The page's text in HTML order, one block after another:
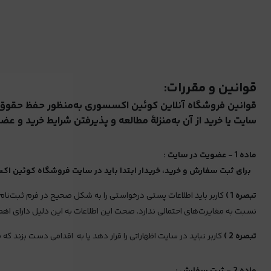
قوانین و مقررات:
قوانین فروشگاه آنلاین کوئین اکسسوری به‌منظور حفظ
سایت یا خرید از آن به‌منزلۀ مطالعه و پذیرفتن شرایط خرید
ماده 1 - عضویت در سایت :
برای ثبت سفارش و خرید، خریدار ابتدا باید در سایت فروشگاه
تبصره 1 )
کاربر باید اطلاعات پستی درخواستی را به‌ شکل صحیح در فرم
نسبت به مغایرت‌های احتمالی ندارد. صحت این اطلاعات به این دلیل
تبصره 2 )
کاربر نباید در سایت اظهاراتی را قرار دهد یا به اقدامی دست